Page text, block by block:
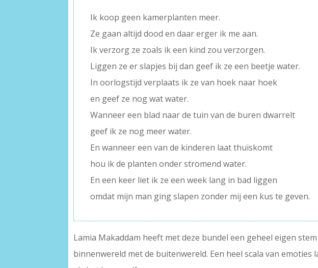
Ik koop geen kamerplanten meer.
Ze gaan altijd dood en daar erger ik me aan.
Ik verzorg ze zoals ik een kind zou verzorgen.
Liggen ze er slapjes bij dan geef ik ze een beetje water.
In oorlogstijd verplaats ik ze van hoek naar hoek
en geef ze nog wat water.
Wanneer een blad naar de tuin van de buren dwarrelt
geef ik ze nog meer water.
En wanneer een van de kinderen laat thuiskomt
hou ik de planten onder stromend water.
En een keer liet ik ze een week lang in bad liggen
omdat mijn man ging slapen zonder mij een kus te geven.
Lamia Makaddam heeft met deze bundel een geheel eigen
binnenwereld met de buitenwereld. Een heel scala van